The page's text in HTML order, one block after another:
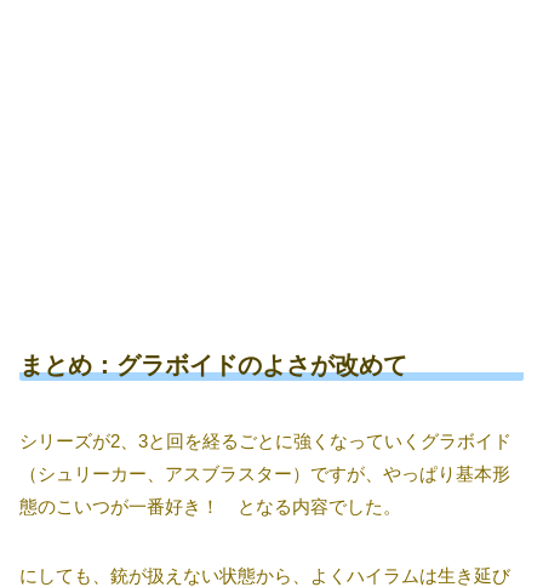
まとめ：グラボイドのよさが改めて
シリーズが2、3と回を経るごとに強くなっていくグラボイド
（シュリーカー、アスブラスター）ですが、やっぱり基本形
態のこいつが一番好き！ となる内容でした。
にしても、銃が扱えない状態から、よくハイラムは生き延び